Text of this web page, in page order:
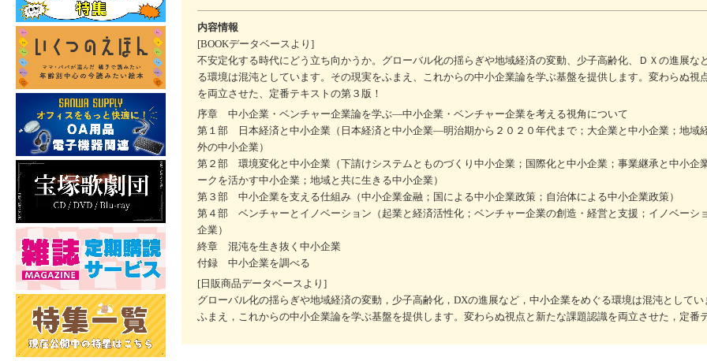
内容情報
[BOOKデータベースより]
不安定化する時代にどう立ち向かうか。グローバル化の揺らぎや地域経済の変動、少子高齢化、ＤＸの進展な
る環境は混沌としています。その現実をふまえ、これからの中小企業論を学ぶ基盤を提供します。変わらぬ視
を両立させた、定番テキストの第３版！
序章 中小企業・ベンチャー企業論を学ぶ―中小企業・ベンチャー企業を考える視角について
第１部 日本経済と中小企業（日本経済と中小企業―明治期から２０２０年代まで；大企業と中小企業；地域
外の中小企業）
第２部 環境変化と中小企業（下請けシステムとものづくり中小企業；国際化と中小企業；事業継承と中小企
ークを活かす中小企業；地域と共に生きる中小企業）
第３部 中小企業を支える仕組み（中小企業金融；国による中小企業政策；自治体による中小企業政策）
第４部 ベンチャーとイノベーション（起業と経済活性化；ベンチャー企業の創造・経営と支援；イノベーシ
企業）
終章 混沌を生き抜く中小企業
付録 中小企業を調べる
[日販商品データベースより]
グローバル化の揺らぎや地域経済の変動，少子高齢化，DXの進展など，中小企業をめぐる環境は混沌としてい
ふまえ，これからの中小企業論を学ぶ基盤を提供します。変わらぬ視点と新たな課題認識を両立させた，定番